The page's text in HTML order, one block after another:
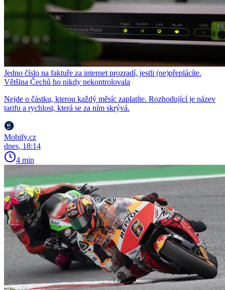
Jedno číslo na faktuře za internet prozradí, jestli (ne)přeplácíte.
Většina Čechů ho nikdy nekontrolovala
Nejde o částku, kterou každý měsíc zaplatíte. Rozhodující je název
tarifu a rychlost, která se za ním skrývá.
Mobify.cz
dnes, 18:14
4 min